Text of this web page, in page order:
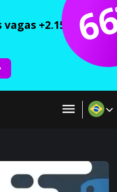
+2.150 cursos